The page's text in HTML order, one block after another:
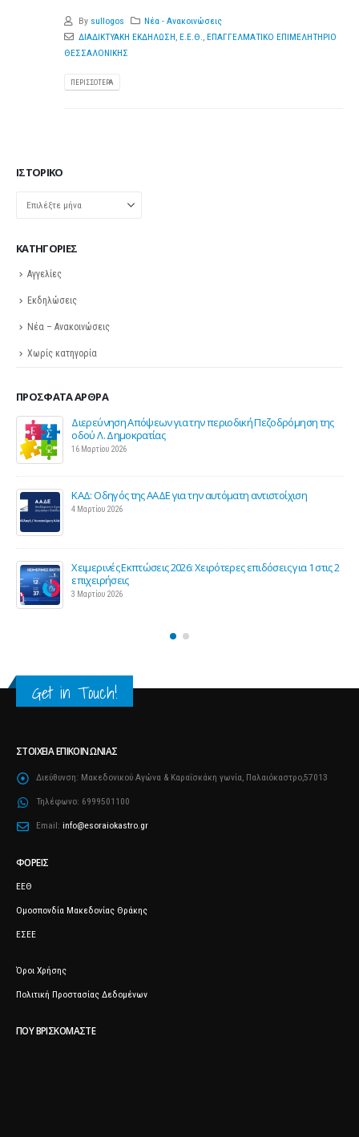
By sullogos
Νέα - Ανακοινώσεις
ΔΙΑΔΙΚΤΥΑΚΗ ΕΚΔΗΛΩΣΗ, Ε.Ε.Θ., ΕΠΑΓΓΕΛΜΑΤΙΚΟ ΕΠΙΜΕΛΗΤΗΡΙΟ
ΘΕΣΣΑΛΟΝΙΚΗΣ
ΠΕΡΙΣΣΌΤΕΡΑ
ΙΣΤΟΡΙΚΌ
Ιστορικό
KΑΤΗΓΟΡΊΕΣ
Αγγελίες
Εκδηλώσεις
Νέα – Ανακοινώσεις
Χωρίς κατηγορία
ΠΡΌΣΦΑΤΑ ΆΡΘΡΑ
Διερεύνηση Απόψεων για την περιοδική Πεζοδρόμηση της
οδού Λ. Δημοκρατίας
16 Μαρτίου 2026
ΚΑΔ: Οδηγός της ΑΑΔΕ για την αυτόματη αντιστοίχιση
4 Μαρτίου 2026
Χειμερινές Εκπτώσεις 2026: Χειρότερες επιδόσεις για 1 στις 2
επιχειρήσεις
3 Μαρτίου 2026
Get in Touch!
ΣΤΟΙΧΕΊΑ ΕΠΙΚΟΙΝΩΝΊΑΣ
Διεύθυνση: Μακεδονικού Αγώνα & Καραΐσκάκη γωνία, Παλαιόκαστρο,57013
Τηλέφωνο: 6999501100
Email: info@esoraiokastro.gr
ΦΟΡΕΊΣ
ΕΕΘ
Ομοσπονδία Μακεδονίας Θράκης
ΕΣΕΕ
Όροι Χρήσης
Πολιτική Προστασίας Δεδομένων
ΠΟΥ ΒΡΙΣΚΌΜΑΣΤΕ